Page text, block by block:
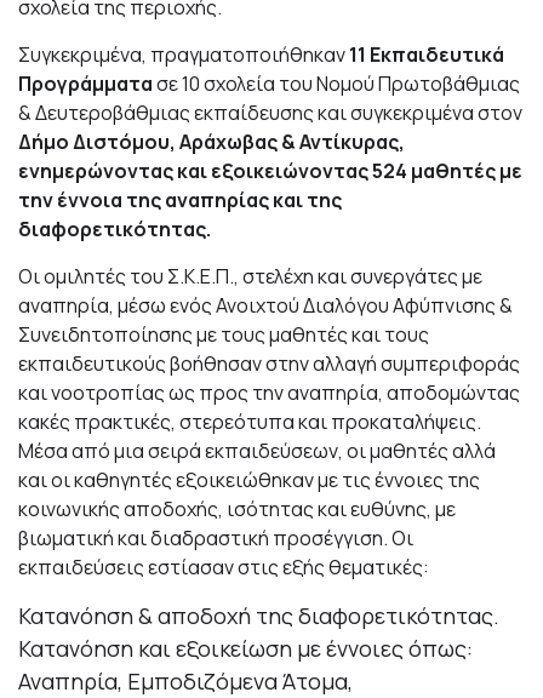
σχολεία της περιοχής.
Συγκεκριμένα, πραγματοποιήθηκαν11 Εκπαιδευτικά
Προγράμματασε 10 σχολεία του Νομού Πρωτοβάθμιας
& Δευτεροβάθμιας εκπαίδευσης και συγκεκριμένα στον
Δήμο Διστόμου, Αράχωβας & Αντίκυρας,
ενημερώνοντας και εξοικειώνοντας 524 μαθητές με
την έννοια της αναπηρίας και της
διαφορετικότητας.
Οι ομιλητές του Σ.Κ.Ε.Π., στελέχη και συνεργάτες με
αναπηρία, μέσω ενός Ανοιχτού Διαλόγου Αφύπνισης &
Συνειδητοποίησης με τους μαθητές και τους
εκπαιδευτικούς βοήθησαν στην αλλαγή συμπεριφοράς
και νοοτροπίας ως προς την αναπηρία, αποδομώντας
κακές πρακτικές, στερεότυπα και προκαταλήψεις.
Μέσα από μια σειρά εκπαιδεύσεων, οι μαθητές αλλά
και οι καθηγητές εξοικειώθηκαν με τις έννοιες της
κοινωνικής αποδοχής, ισότητας και ευθύνης, με
βιωματική και διαδραστική προσέγγιση. Οι
εκπαιδεύσεις εστίασαν στις εξής θεματικές:
Κατανόηση & αποδοχή της διαφορετικότητας.
Κατανόηση και εξοικείωση με έννοιες όπως:
Αναπηρία, Εμποδιζόμενα Άτομα,